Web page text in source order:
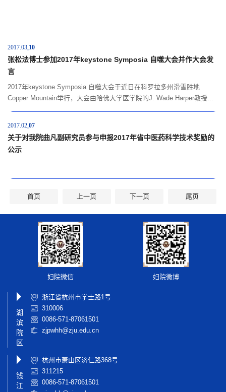
10
2017.03
张松法博士参加2017年keystone Symposia 自噬大会并作大会发
言
2017年keystone Symposia 自噬大会于近日在科罗拉多州滑雪胜地
Copper Mountain举行，大会由哈佛大学医学院的J. Wade Harper教授担
07
2017.02
关于对我院曲凡副研究员参与申报2017年省中医药科学技术奖励的
公示
首页 上一页 下一页 尾页
妇院微信 妇院微博
湖
滨
院
区
浙江省杭州市学士路1号
310006
0086-571-87061501
zjpwhh@zju.edu.cn
钱
江
杭州市萧山区济仁路368号
311215
0086-571-87061501